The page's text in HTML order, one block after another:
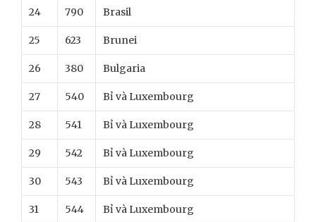
24 790 Brasil
25 623 Brunei
26 380 Bulgaria
27 540 Bỉ và Luxembourg
28 541 Bỉ và Luxembourg
29 542 Bỉ và Luxembourg
30 543 Bỉ và Luxembourg
31 544 Bỉ và Luxembourg